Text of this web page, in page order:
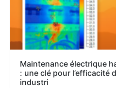
Maintenance électrique
: une clé pour l’efficacité
industri